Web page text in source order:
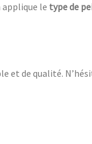
applique le type de
et de qualité.